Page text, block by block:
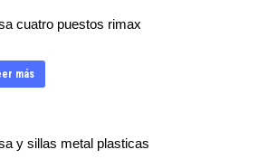
cuatro puestos rimax
más
y sillas metal plasticas